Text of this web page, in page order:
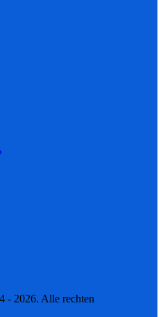
2026. Alle rechten